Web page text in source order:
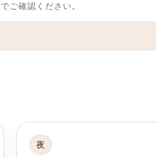
ご確認ください。
夜